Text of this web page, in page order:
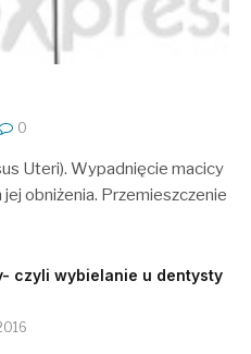
0
Uteri). Wypadnięcie macicy
obniżenia. Przemieszczenie
czyli wybielanie u dentysty